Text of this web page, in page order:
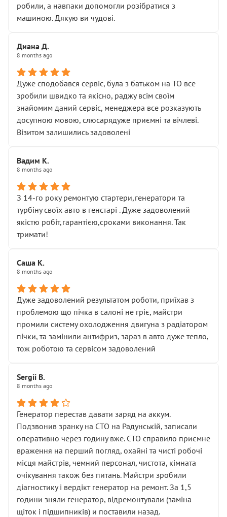
робили, а навпаки допомогли розібратися з
машиною. Дякую ви чудові.
Диана Д.
8 months ago
Дуже сподобався сервіс, була з батьком на ТО все
зробили швидко та якісно, раджу всім своїм
знайомим даний сервіс, менеджера все розказують
досупною мовою, слюсарядуже приємні та вічлеві.
Візитом залишились задоволені
Вадим К.
8 months ago
З 14-го року ремонтую стартери,генератори та
турбіну своїх авто в генстарі . Дуже задоволений
якістю робіт,гарантією,сроками виконання. Так
тримати!
Саша К.
8 months ago
Дуже задоволений результатом роботи, приїхав з
проблемою що пічка в салоні не гріє, майстри
промили систему охолодження двигуна з радіатором
пічки, та замінили антифриз, зараз в авто дуже тепло,
тож роботою та сервісом задоволений
Sergii B.
8 months ago
Генератор перестав давати заряд на аккум.
Подзвонив зранку на СТО на Радунській, записали
оперативно через годину вже. СТО справило приємне
враження на перший погляд, охайні та чисті робочі
місця майстрів, чемний персонал, чистота, кімната
очікування також без питань. Майстри зробили
діагностику і вердікт генератор на ремонт. За 1,5
години зняли генератор, відремонтували (заміна
щіток і підшипників) и поставили назад.